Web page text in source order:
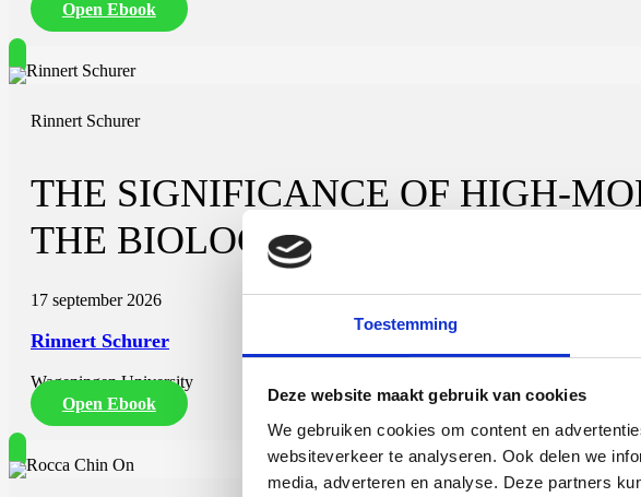
Toestemming
Deze website maakt gebruik van cookies
We gebruiken cookies om content en
websiteverkeer te analyseren. Ook delen we
media, adverteren en analyse. Deze partners
Open Ebook
Rinnert Schurer
THE SIGNIFICANCE OF HIGH-
THE BIOLOGICAL STABILITY OF
17 september 2026
Rinnert Schurer
Wageningen University
Open Ebook